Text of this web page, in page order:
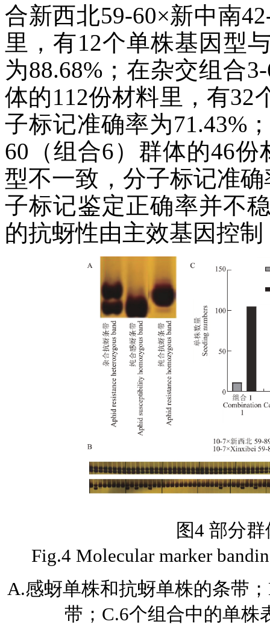
合新西北59-60×新中南
里，有12个单株基因型
为88.68%；在杂交组合
体的112份材料里，有32
子标记准确率为71.43%
60（组合6）群体的46
型不一致，分子标记准
子标记鉴定正确率并不
的抗蚜性由主效基因控
图4 部分
Fig.4 Molecular marker
A.感蚜单株和抗蚜单株的条带
带；C.6个组合中的单株